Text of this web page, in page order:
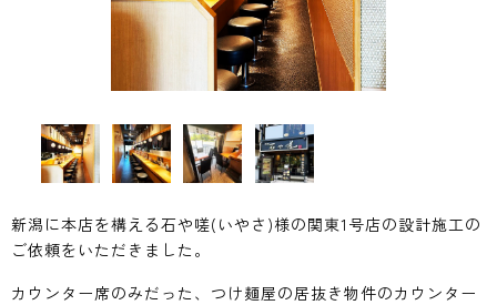
新潟に本店を構える石や嗟(いやさ)様の関東1号店の設計施工の
ご依頼をいただきました。
カウンター席のみだった、つけ麺屋の居抜き物件のカウンター